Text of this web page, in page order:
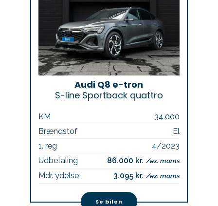
Audi Q8 e-tron
S-line Sportback quattro
KM
34.000
Brændstof
El
1. reg
4/2023
Udbetaling
86.000 kr./ex. moms
Mdr. ydelse 3.095 kr./ex. moms
Se bilen